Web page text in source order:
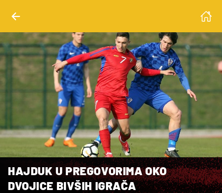
HAJDUK U PREGOVORIMA OKO
DVOJICE BIVŠIH IGRAČA